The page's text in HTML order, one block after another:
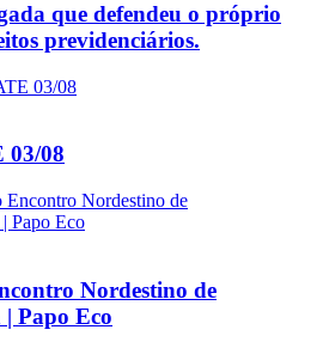
que defendeu o próprio
previdenciários.
08
Nordestino de
Papo Eco